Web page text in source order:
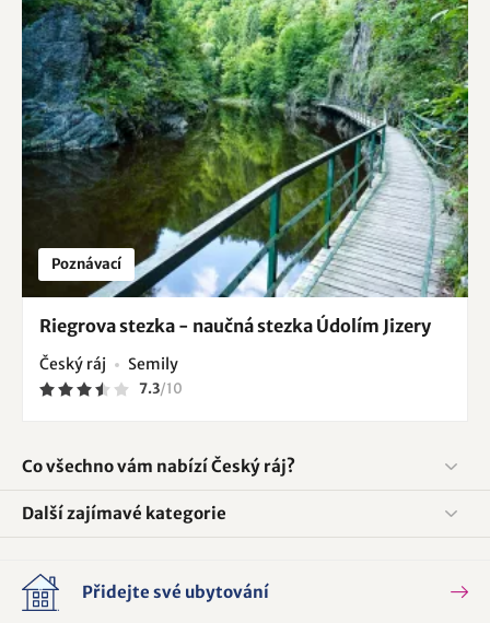
Poznávací
Riegrova stezka - naučná stezka Údolím Jizery
Český ráj Semily
7.3/10
Co všechno vám nabízí Český ráj?
Další zajímavé kategorie
Přidejte své ubytování